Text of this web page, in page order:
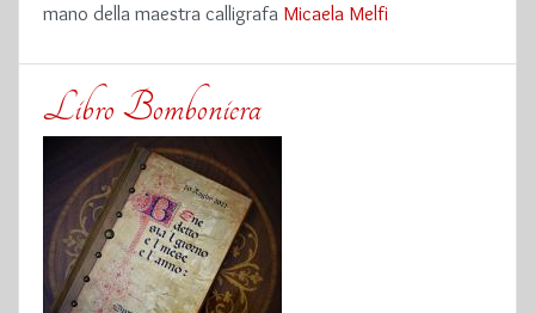
mano della maestra calligrafa Micaela Melfi
Libro Bomboniera